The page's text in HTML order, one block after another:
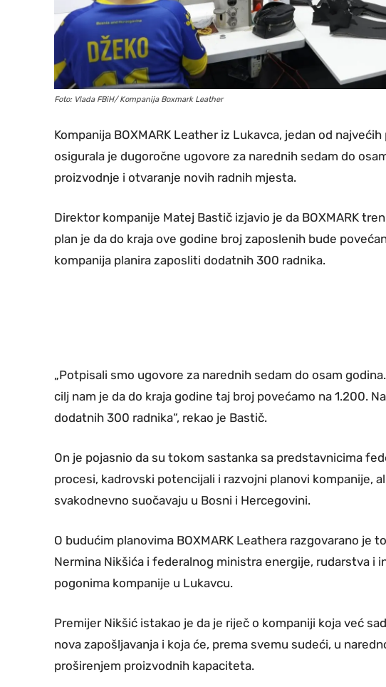
Foto: Vlada FBiH/ Kompanija Boxmark Leather
Kompanija BOXMARK Leather iz Lukavca, jedan od
osigurala je dugoročne ugovore za narednih sedam do
proizvodnje i otvaranje novih radnih mjesta.
Direktor kompanije Matej Bastič izjavio je da BOXMARK
plan je da do kraja ove godine broj zaposlenih bude
kompanija planira zaposliti dodatnih 300 radnika.
„Potpisali smo ugovore za narednih sedam do osam
cilj nam je da do kraja godine taj broj povećamo na 1.200.
dodatnih 300 radnika“, rekao je Bastič.
On je pojasnio da su tokom sastanka sa predstavnicima
procesi, kadrovski potencijali i razvojni planovi kompanije,
svakodnevno suočavaju u Bosni i Hercegovini.
O budućim planovima BOXMARK Leathera razgovarano je
Nermina Nikšića i federalnog ministra energije, rudarstva i
pogonima kompanije u Lukavcu.
Premijer Nikšić istakao je da je riječ o kompaniji koja već
nova zapošljavanja i koja će, prema svemu sudeći, u
proširenjem proizvodnih kapaciteta.